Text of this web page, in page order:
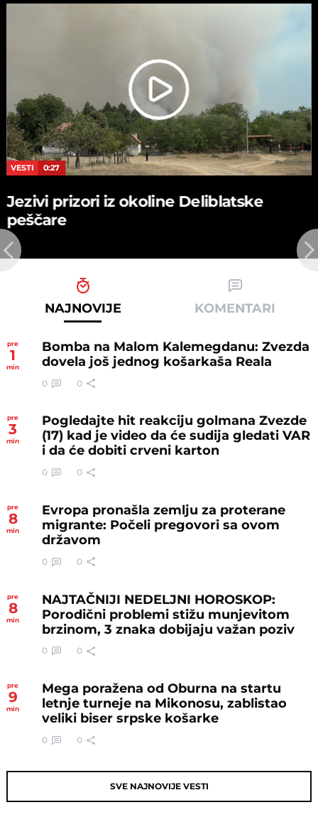
VESTI 0:27
Jezivi prizori iz okoline Deliblatske
peščare
NAJNOVIJE KOMENTARI
pre
1
min
Bomba na Malom Kalemegdanu: Zvezda
dovela još jednog košarkaša Reala
0 0
pre
3
min
Pogledajte hit reakciju golmana Zvezde
(17) kad je video da će sudija gledati VAR
i da će dobiti crveni karton
0 0
pre
8
min
Evropa pronašla zemlju za proterane
migrante: Počeli pregovori sa ovom
državom
0 0
pre
8
min
NAJTAČNIJI NEDELJNI HOROSKOP:
Porodični problemi stižu munjevitom
brzinom, 3 znaka dobijaju važan poziv
0 0
pre
9
min
Mega poražena od Oburna na startu
letnje turneje na Mikonosu, zablistao
veliki biser srpske košarke
0 0
SVE NAJNOVIJE VESTI